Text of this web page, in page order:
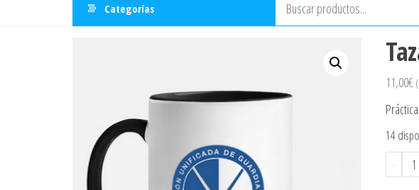
Categorías
11,00€
14
-
Taza